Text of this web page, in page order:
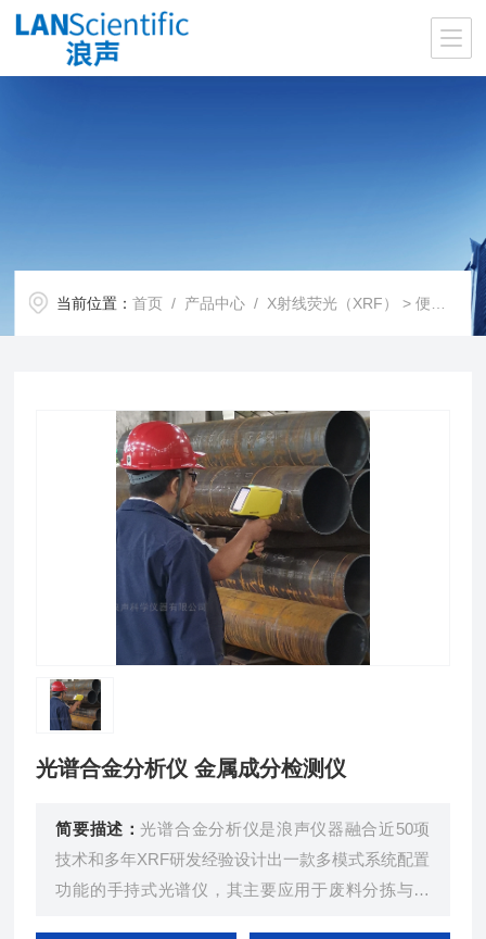
当前位置：首页 / 产品中心 / X射线荧光（XRF） >便携式X射线荧光(HHXRF)
光谱合金分析仪 金属成分检测仪
简要描述：光谱合金分析仪是浪声仪器融合近50项
技术和多年XRF研发经验设计出一款多模式系统配置
功能的手持式光谱仪，其主要应用于废料分拣与回